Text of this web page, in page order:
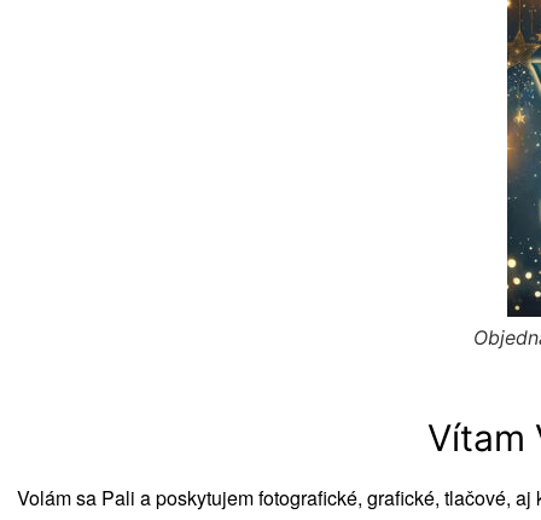
Vítam
Volám sa Pali a poskytujem fotografické, grafické, tlačové,